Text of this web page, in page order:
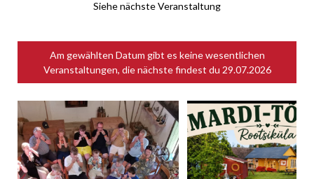
Siehe nächste Veranstaltung
Am gewählten Datum gibt es keine wesentlichen
Veranstaltungen, die nächste findest du 29.07.2026